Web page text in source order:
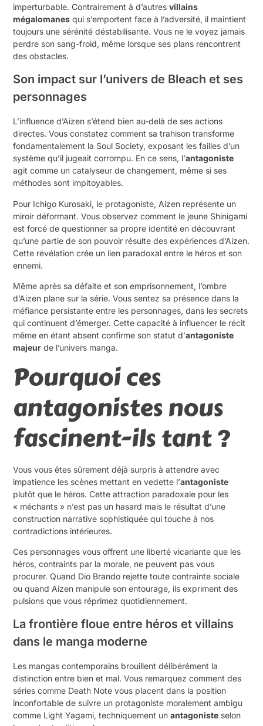
imperturbable. Contrairement à d’autresvillains
mégalomanes qui s’emportent face à l’adversité, il maintient
toujours une sérénité déstabilisante. Vous ne le voyez jamais
perdre son sang-froid, même lorsque ses plans rencontrent
des obstacles.
Son impact sur l’univers de Bleach et ses
personnages
L’influence d’Aizen s’étend bien au-delà de ses actions
directes. Vous constatez comment sa trahison transforme
fondamentalement la Soul Society, exposant les failles d’un
système qu’il jugeait corrompu. En ce sens, l’antagoniste
agit comme un catalyseur de changement, même si ses
méthodes sont impitoyables.
Pour Ichigo Kurosaki, le protagoniste, Aizen représente un
miroir déformant. Vous observez comment le jeune Shinigami
est forcé de questionner sa propre identité en découvrant
qu’une partie de son pouvoir résulte des expériences d’Aizen.
Cette révélation crée un lien paradoxal entre le héros et son
ennemi.
Même après sa défaite et son emprisonnement, l’ombre
d’Aizen plane sur la série. Vous sentez sa présence dans la
méfiance persistante entre les personnages, dans les secrets
qui continuent d’émerger. Cette capacité à influencer le récit
même en étant absent confirme son statut d’antagoniste
majeur de l’univers manga.
Pourquoi ces
antagonistes nous
fascinent-ils tant ?
Vous vous êtes sûrement déjà surpris à attendre avec
impatience les scènes mettant en vedette l’antagoniste
plutôt que le héros. Cette attraction paradoxale pour les
« méchants » n’est pas un hasard mais le résultat d’une
construction narrative sophistiquée qui touche à nos
contradictions intérieures.
Ces personnages vous offrent une liberté vicariante que les
héros, contraints par la morale, ne peuvent pas vous
procurer. Quand Dio Brando rejette toute contrainte sociale
ou quand Aizen manipule son entourage, ils expriment des
pulsions que vous réprimez quotidiennement.
La frontière floue entre héros et villains
dans le manga moderne
Les mangas contemporains brouillent délibérément la
distinction entre bien et mal. Vous remarquez comment des
séries comme Death Note vous placent dans la position
inconfortable de suivre un protagoniste moralement ambigu
comme Light Yagami, techniquement unantagoniste selon